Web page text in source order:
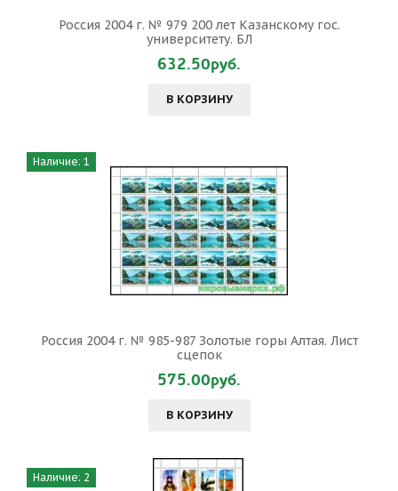
Россия 2004 г. № 979 200 лет Казанскому гос.
университету. БЛ
632.50руб.
В КОРЗИНУ
Наличие: 1
Россия 2004 г. № 985-987 Золотые горы Алтая. Лист
сцепок
575.00руб.
В КОРЗИНУ
Наличие: 2